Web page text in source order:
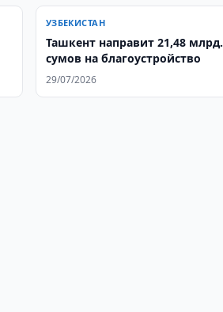
УЗБЕКИСТАН
​​​​​​​Ташкент направит 21,48 млрд.
сумов на благоустройство
29/07/2026